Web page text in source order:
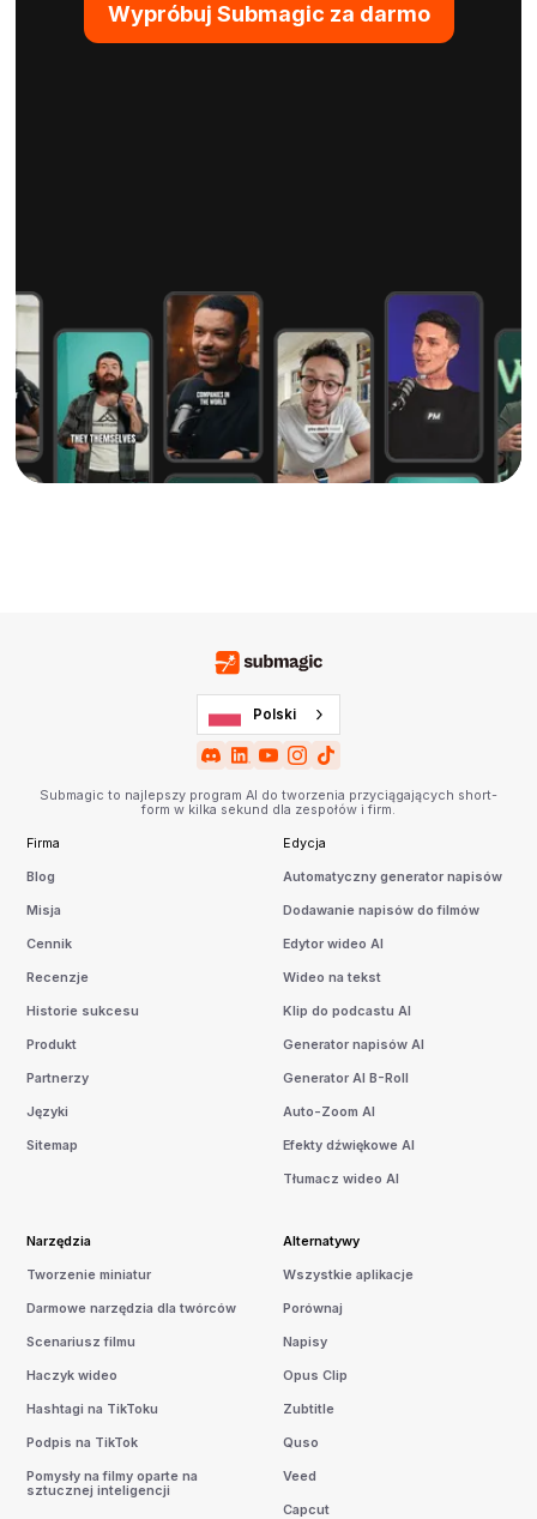
Wypróbuj Submagic za darmo
Polski
Submagic to najlepszy program AI do tworzenia przyciągających short-
form w kilka sekund dla zespołów i firm.
Firma
Blog
Misja
Cennik
Recenzje
Historie sukcesu
Produkt
Partnerzy
Języki
Sitemap
Edycja
Automatyczny generator napisów
Dodawanie napisów do filmów
Edytor wideo AI
Wideo na tekst
Klip do podcastu AI
Generator napisów AI
Generator AI B-Roll
Auto-Zoom AI
Efekty dźwiękowe AI
Tłumacz wideo AI
Narzędzia
Tworzenie miniatur
Darmowe narzędzia dla twórców
Scenariusz filmu
Haczyk wideo
Hashtagi na TikToku
Podpis na TikTok
Pomysły na filmy oparte na
sztucznej inteligencji
Alternatywy
Wszystkie aplikacje
Porównaj
Napisy
Opus Clip
Zubtitle
Quso
Veed
Capcut